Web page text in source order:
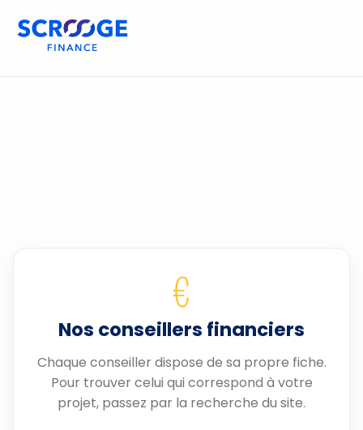
€
Nos conseillers financiers
Chaque conseiller dispose de sa propre fiche.
Pour trouver celui qui correspond à votre
projet, passez par la recherche du site.